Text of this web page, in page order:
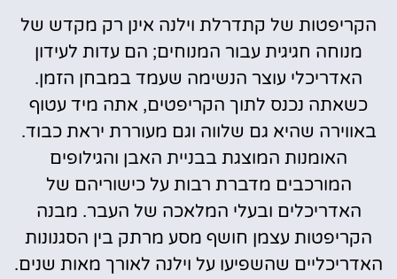
הקריפטות של קתדרלת וילנה אינן רק מקדש של
מנוחה חגיגית עבור המנוחים; הם עדות לעידון
האדריכלי עוצר הנשימה שעמד במבחן הזמן.
כשאתה נכנס לתוך הקריפטים, אתה מיד עטוף
באווירה שהיא גם שלווה וגם מעוררת יראת כבוד.
האומנות המוצגת בבניית האבן והגילופים
המורכבים מדברת רבות על כישוריהם של
האדריכלים ובעלי המלאכה של העבר. מבנה
הקריפטות עצמן חושף מסע מרתק בין הסגנונות
האדריכליים שהשפיעו על וילנה לאורך מאות שנים.